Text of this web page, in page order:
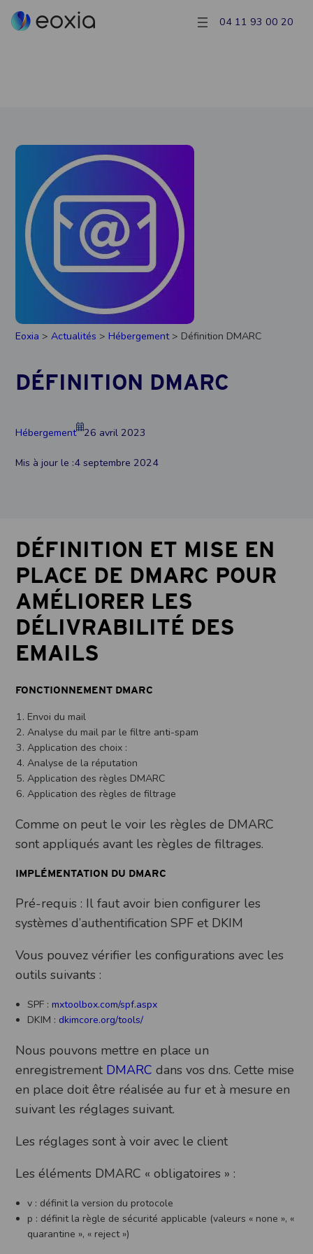
04 11 93 00 20
Eoxia >Actualités >Hébergement> Définition DMARC
DÉFINITION DMARC
Hébergement 26 avril 2023
Mis à jour le :4 septembre 2024
DÉFINITION ET MISE EN
PLACE DE DMARC POUR
AMÉLIORER LES
DÉLIVRABILITÉ DES
EMAILS
FONCTIONNEMENT DMARC
Envoi du mail
Analyse du mail par le filtre anti-spam
Application des choix :
Analyse de la réputation
Application des règles DMARC
Application des règles de filtrage
Comme on peut le voir les règles de DMARC
sont appliqués avant les règles de filtrages.
IMPLÉMENTATION DU DMARC
Pré-requis : Il faut avoir bien configurer les
systèmes d’authentification SPF et DKIM
Vous pouvez vérifier les configurations avec les
outils suivants :
SPF :mxtoolbox.com/spf.aspx
DKIM : dkimcore.org/tools/
Nous pouvons mettre en place un
enregistrement DMARC dans vos dns. Cette mise
en place doit être réalisée au fur et à mesure en
suivant les réglages suivant.
Les réglages sont à voir avec le client
Les éléments DMARC « obligatoires » :
v : définit la version du protocole
p : définit la règle de sécurité applicable (valeurs « none », «
quarantine », « reject »)